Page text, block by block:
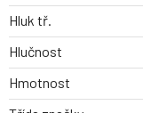
Hluk tř.
Hlučnost
Hmotnost